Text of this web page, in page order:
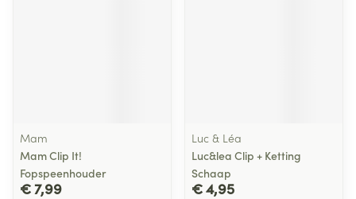
Mam
Mam Clip It!
Fopspeenhouder
€ 7,99
Luc & Léa
Luc&lea Clip + Ketting
Schaap
€ 4,95